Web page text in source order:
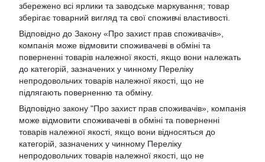
збережено всі ярлики та заводське маркування; товар
зберігає товарний вигляд та свої споживчі властивості.
Відповідно до Закону «Про захист прав споживачів»,
компанія може відмовити споживачеві в обміні та
поверненні товарів належної якості, якщо вони належать
до категорій, зазначених у чинному Переліку
непродовольчих товарів належної якості, що не
підлягають поверненню та обміну.
Відповідно закону "Про захист прав споживачів» , компанія
може відмовити споживачеві в обміні та поверненні
товарів належної якості, якщо вони відносяться до
категорій, зазначених у чинному Переліку
непродовольчих товарів належної якості, що не